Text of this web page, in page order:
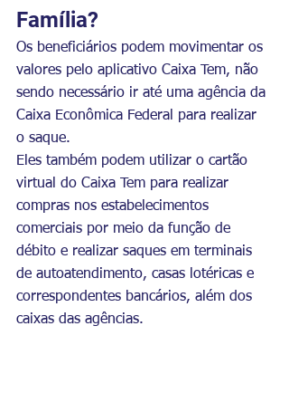
Família?
Os beneficiários podem movimentar os
valores pelo aplicativo Caixa Tem, não
sendo necessário ir até uma agência da
Caixa Econômica Federal para realizar
o saque.
Eles também podem utilizar o cartão
virtual do Caixa Tem para realizar
compras nos estabelecimentos
comerciais por meio da função de
débito e realizar saques em terminais
de autoatendimento, casas lotéricas e
correspondentes bancários, além dos
caixas das agências.